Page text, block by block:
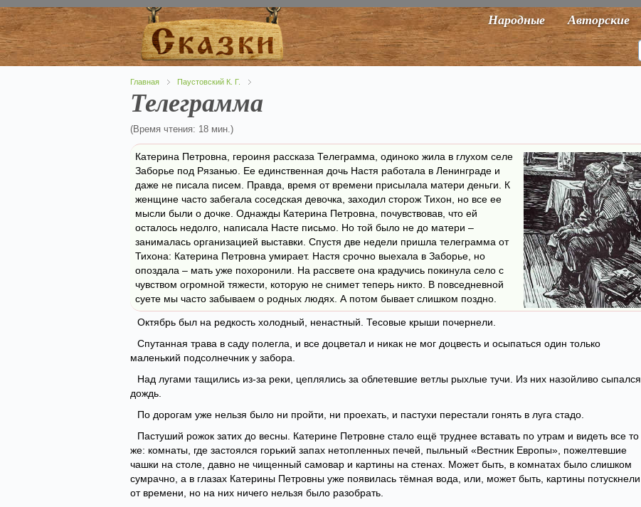
Народные Авторские
Главная Паустовский К. Г.
Телеграмма
(Время чтения: 18 мин.)
Катерина Петровна, героиня рассказа Телеграмма, одиноко жила в глухом селе
Заборье под Рязанью. Ее единственная дочь Настя работала в Ленинграде и
даже не писала писем. Правда, время от времени присылала матери деньги. К
женщине часто забегала соседская девочка, заходил сторож Тихон, но все ее
мысли были о дочке. Однажды Катерина Петровна, почувствовав, что ей
осталось недолго, написала Насте письмо. Но той было не до матери –
занималась организацией выставки. Спустя две недели пришла телеграмма от
Тихона: Катерина Петровна умирает. Настя срочно выехала в Заборье, но
опоздала – мать уже похоронили. На рассвете она крадучись покинула село с
чувством огромной тяжести, которую не снимет теперь никто. В повседневной
суете мы часто забываем о родных людях. А потом бывает слишком поздно.
Октябрь был на редкость холодный, ненастный. Тесовые крыши почернели.
Спутанная трава в саду полегла, и все доцветал и никак не мог доцвесть и осыпаться один только
маленький подсолнечник у забора.
Над лугами тащились из-за реки, цеплялись за облетевшие ветлы рыхлые тучи. Из них назойливо сыпался
дождь.
По дорогам уже нельзя было ни пройти, ни проехать, и пастухи перестали гонять в луга стадо.
Пастуший рожок затих до весны. Катерине Петровне стало ещё труднее вставать по утрам и видеть все то
же: комнаты, где застоялся горький запах нетопленных печей, пыльный «Вестник Европы», пожелтевшие
чашки на столе, давно не чищенный самовар и картины на стенах. Может быть, в комнатах было слишком
сумрачно, а в глазах Катерины Петровны уже появилась тёмная вода, или, может быть, картины потускнели
от времени, но на них ничего нельзя было разобрать.